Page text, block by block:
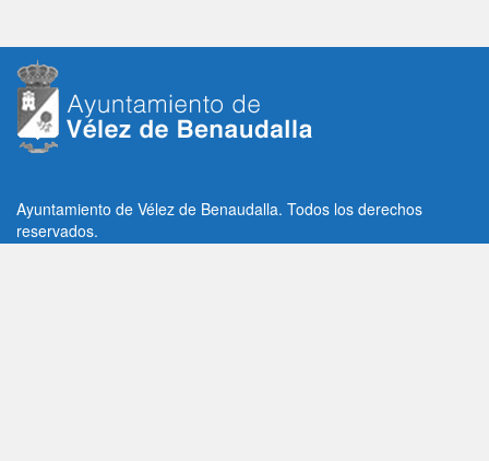
Ayuntamiento de Vélez de Benaudalla. Todos los derechos
reservados.